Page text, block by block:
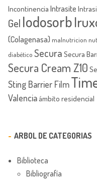
Incontinencia Intrasite
Gel Iodosorb
(Colagenasa) malnutricion
diabético Secura Secura
Secura Cream Z10
Sting Barrier Film
Valenciaámbito residencial
ARBOL DE CATEGORIAS
Biblioteca
Bibliografía